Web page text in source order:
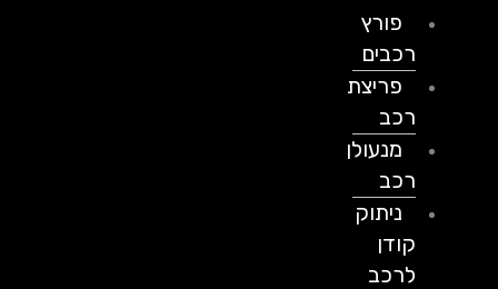
פורץ
רכבים
פריצת
מנעולן
ניתוק
לרכב